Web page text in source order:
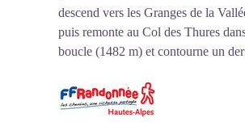
descend vers les Granges de la
puis remonte au Col des Thures
boucle (1482 m) et contourne un